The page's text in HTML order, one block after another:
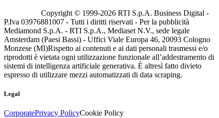
Copyright © 1999-2026 RTI S.p.A. Business Digital -
P.Iva 03976881007 - Tutti i diritti riservati - Per la pubblicità
Mediamond S.p.A. - RTI S.p.A., Mediaset N.V., sede legale
Amsterdam (Paesi Bassi) - Uffici Viale Europa 46, 20093 Cologno
Monzese (MI)Rispetto ai contenuti e ai dati personali trasmessi e/o
riprodotti è vietata ogni utilizzazione funzionale all’addestramento di
sistemi di intelligenza artificiale generativa. È altresì fatto divieto
espresso di utilizzare mezzi automatizzati di data scraping.
Legal
CorporatePrivacy PolicyCookie Policy